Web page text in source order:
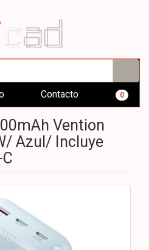
Contacto 0
Vention
Azul/ Incluye